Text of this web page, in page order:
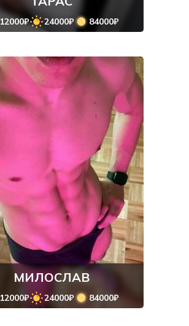
12000₽ 24000₽ 84000₽
МИЛОСЛАВ
12000₽ 24000₽ 84000₽